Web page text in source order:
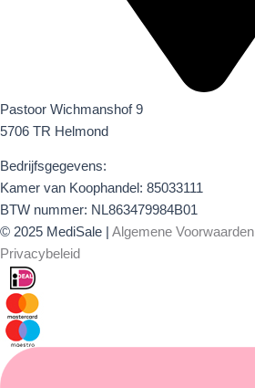
Pastoor Wichmanshof 9
5706 TR Helmond
Bedrijfsgegevens:
Kamer van Koophandel: 85033111
BTW nummer: NL863479984B01
© 2025 MediSale | Algemene Voorwaarden
Privacybeleid